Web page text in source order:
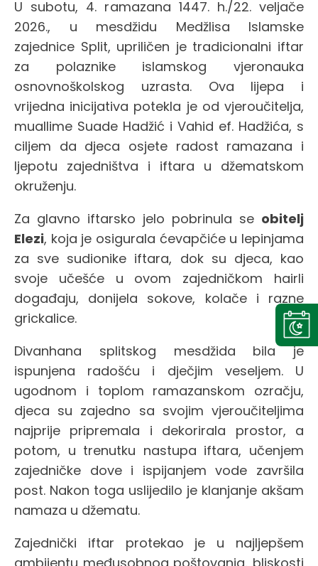
U subotu, 4. ramazana 1447. h./22. veljače
2026., u mesdžidu Medžlisa Islamske
zajednice Split, upriličen je tradicionalni iftar
za polaznike islamskog vjeronauka
osnovnoškolskog uzrasta. Ova lijepa i
vrijedna inicijativa potekla je od vjeroučitelja,
muallime Suade Hadžić i Vahid ef. Hadžića, s
ciljem da djeca osjete radost ramazana i
ljepotu zajedništva i iftara u džematskom
okruženju.
Za glavno iftarsko jelo pobrinula se obitelj
Elezi, koja je osigurala ćevapčiće u lepinjama
za sve sudionike iftara, dok su djeca, kao
svoje učešće u ovom zajedničkom hairli
događaju, donijela sokove, kolače i razne
grickalice.
Divanhana splitskog mesdžida bila je
ispunjena radošću i dječjim veseljem. U
ugodnom i toplom ramazanskom ozračju,
djeca su zajedno sa svojim vjeroučiteljima
najprije pripremala i dekorirala prostor, a
potom, u trenutku nastupa iftara, učenjem
zajedničke dove i ispijanjem vode završila
post. Nakon toga uslijedilo je klanjanje akšam
namaza u džematu.
Zajednički iftar protekao je u najljepšem